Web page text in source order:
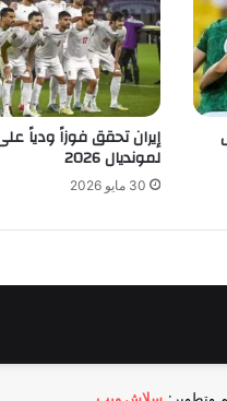
إيران تحقق فوزاً ودياً
لمونديال 2026
30 مايو 2026
وتطوير: سلاش ويب